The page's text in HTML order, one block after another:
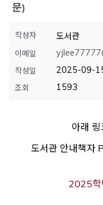
문)
작성자 도서관
이메일
작성일 2025-09-
조회 1593
아래
도서관 안내책자
2025학